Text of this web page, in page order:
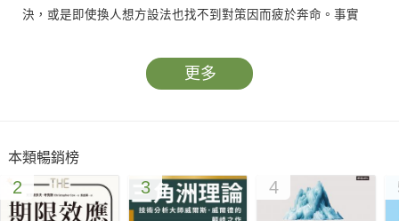
決，或是即使換人想方設法也找不到對策因而疲於奔命。事實
究竟什麼是系統？任何一個系統都包括三大構成要件：要素、連
接與功能（或目標）。系統是一組互相連結的事物，在一定期間
更多
本類暢銷榜
2 3 4